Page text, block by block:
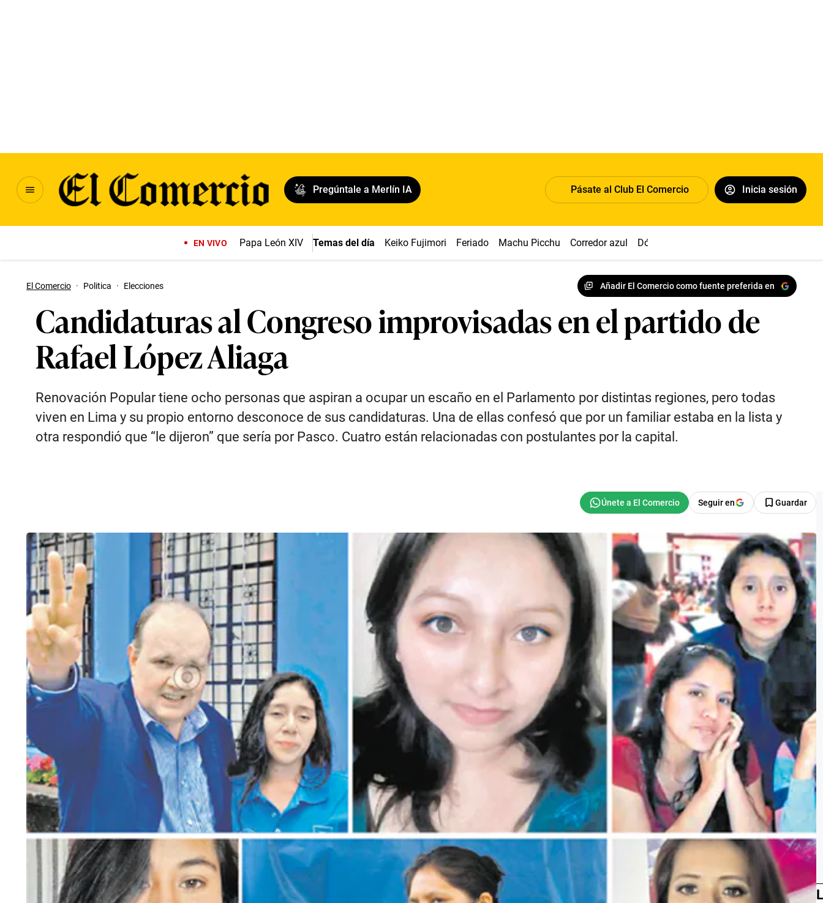
Pregúntale a Merlín IA Pásate al Club El Comercio Inicia sesión
EN VIVO Papa León XIV Temas del día Keiko Fujimori Feriado Machu Picchu Corredor azul Dólar
El Comercio · Politica · Elecciones Añadir El Comercio como fuente preferida en
Candidaturas al Congreso improvisadas en el partido de
Rafael López Aliaga
Renovación Popular tiene ocho personas que aspiran a ocupar un escaño en el Parlamento por distintas regiones, pero todas
viven en Lima y su propio entorno desconoce de sus candidaturas. Una de ellas confesó que por un familiar estaba en la lista y
otra respondió que “le dijeron” que sería por Pasco. Cuatro están relacionadas con postulantes por la capital.
Seguir en Guardar